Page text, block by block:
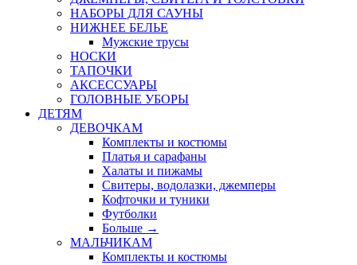
НАБОРЫ ДЛЯ САУНЫ
НИЖНЕЕ БЕЛЬЕ
Мужские трусы
НОСКИ
ТАПОЧКИ
АКСЕССУАРЫ
ГОЛОВНЫЕ УБОРЫ
ДЕТЯМ
ДЕВОЧКАМ
Комплекты и костюмы
Платья и сарафаны
Халаты и пижамы
Свитеры, водолазки, джемперы
Кофточки и туники
Футболки
Больше →
МАЛЬЧИКАМ
Комплекты и костюмы